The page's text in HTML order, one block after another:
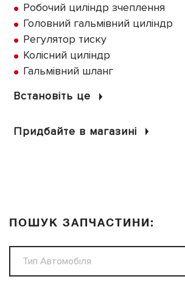
Робочий циліндр зчеплення
Головний гальмівний циліндр
Регулятор тиску
Колісний циліндр
Гальмівний шланг
Встановіть це
Придбайте в магазині
ПОШУК ЗАПЧАСТИНИ: